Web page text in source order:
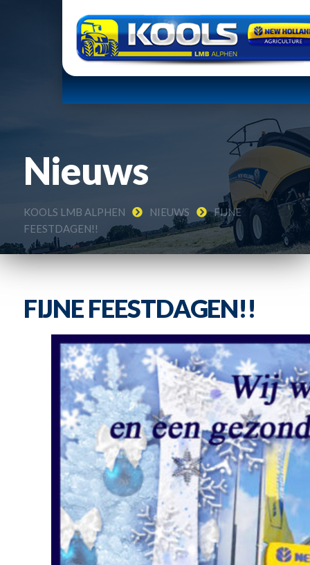
Nieuws
KOOLS LMB ALPHEN NIEUWS
FIJNE
FEESTDAGEN!!
FIJNE FEESTDAGEN!!